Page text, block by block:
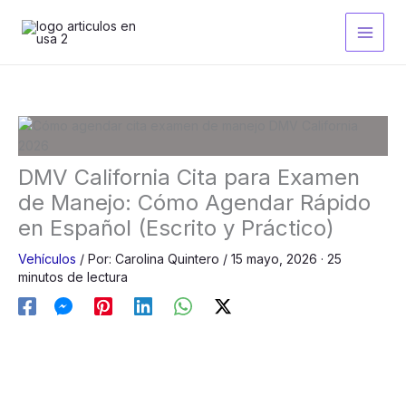
contenido
DMV California Cita para Examen
de Manejo: Cómo Agendar Rápido
en Español (Escrito y Práctico)
Vehículos / Por: Carolina Quintero / 15 mayo, 2026 · 25
minutos de lectura